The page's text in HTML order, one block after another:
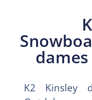
dames
K2 Kinsley